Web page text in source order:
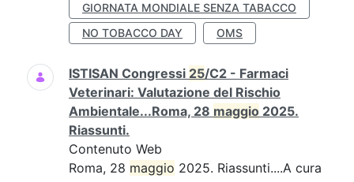
GIORNATA MONDIALE SENZA TABACCO
NO TOBACCO DAY
OMS
ISTISAN Congressi 25/C2 - Farmaci
Veterinari: Valutazione del Rischio
Ambientale...Roma, 28 maggio 2025.
Riassunti.
Contenuto Web
Roma, 28 maggio 2025. Riassunti....A cura